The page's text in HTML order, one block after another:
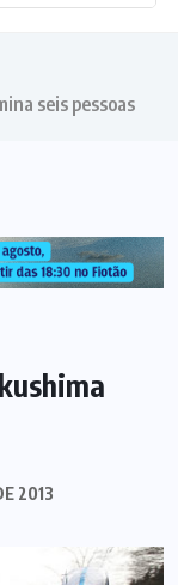
seis pessoas
2013